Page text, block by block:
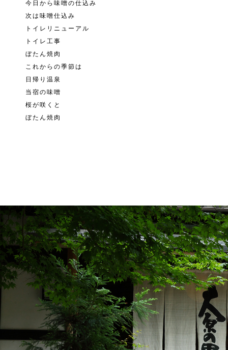
今日から味噌の仕込み
次は味噌仕込み
トイレリニューアル
トイレ工事
ぼたん焼肉
これからの季節は
日帰り温泉
当宿の味噌
桜が咲くと
ぼたん焼肉